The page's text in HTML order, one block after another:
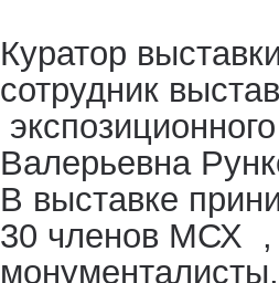
Куратор
сотрудник
Валерьевна
В выставке
30 членов МСХ ,